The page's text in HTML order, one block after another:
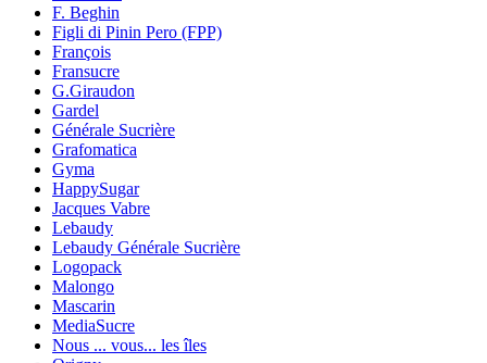
F. Beghin
Figli di Pinin Pero (FPP)
François
Fransucre
G.Giraudon
Gardel
Générale Sucrière
Grafomatica
Gyma
HappySugar
Jacques Vabre
Lebaudy
Lebaudy Générale Sucrière
Logopack
Malongo
Mascarin
MediaSucre
Nous ... vous... les îles